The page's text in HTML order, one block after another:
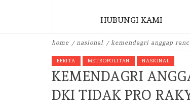
HUBUNGI KAMI
home nasional kemendagri anggap
BERITA METROPOLITAN NASIONAL
KEMENDAGRI
DKI TIDAK PRO